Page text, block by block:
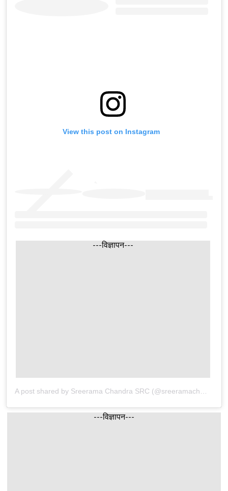
View this post on Instagram
---विज्ञापन---
A post shared by Sreerama Chandra SRC (@sreeramachandra5)
---विज्ञापन---